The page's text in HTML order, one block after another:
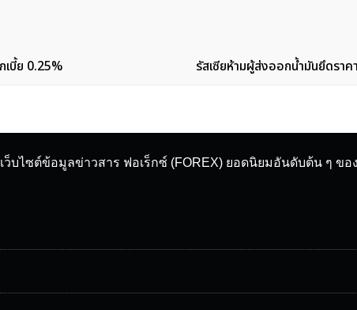
บี้ย 0.25%
รัสเซียห้ามผู้ส่งออกน้ำมันยึดรา
บไซต์ข้อมูลข่าวสาร ฟอเร็กซ์ (FOREX) ยอดนิยมอันดับต้น ๆ ขอ